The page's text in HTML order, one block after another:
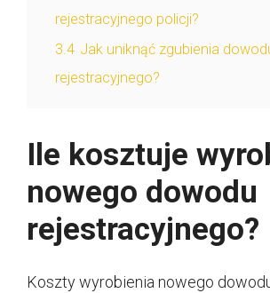
rejestracyjnego policji?
3.4 Jak uniknąć zgubienia
rejestracyjnego?
Ile kosztuje
nowego dowodu
rejestracyjnego?
Koszty wyrobienia nowego